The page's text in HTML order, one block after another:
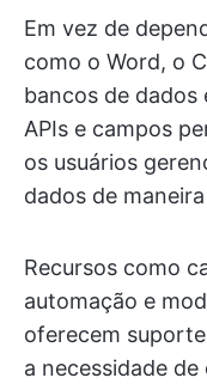
Em vez de
como o Word, o
bancos de dados
APIs e campos
os usuários
dados de
Recursos como
automação e
oferecem
a necessidade